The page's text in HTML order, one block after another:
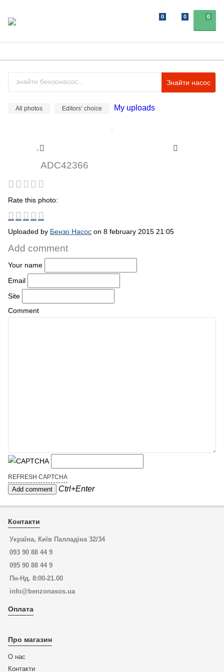
0
0 0
Знайти насос
All photos Editors’ choice My uploads
ADC42366
Rate this photo:
Uploaded by Бензо Насос on 8 february 2015 21:05
Add comment
Your name
Email
Site
Comment
REFRESH CAPTCHA
Ctrl+Enter
Контакти
Україна, Київ Палладіна 32/34
093 90 88 44 9
095 90 88 44 9
Пн-Нд. 8:00-21.00
info@benzonasos.ua
Оплата
Про магазин
О нас
Контакти